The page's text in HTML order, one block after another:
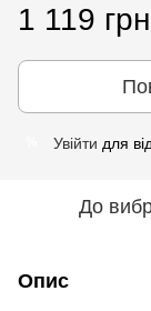
1 119 грн
Увійти для
До
Опис